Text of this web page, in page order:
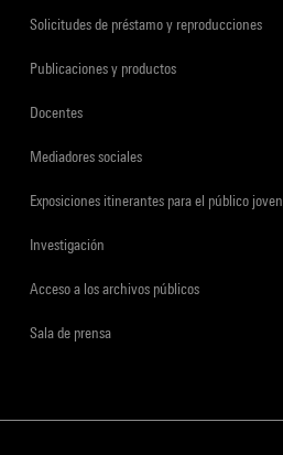
Solicitudes de préstamo y reproducciones
Publicaciones y productos
Docentes
Mediadores sociales
Exposiciones itinerantes para el público joven
Investigación
Acceso a los archivos públicos
Sala de prensa